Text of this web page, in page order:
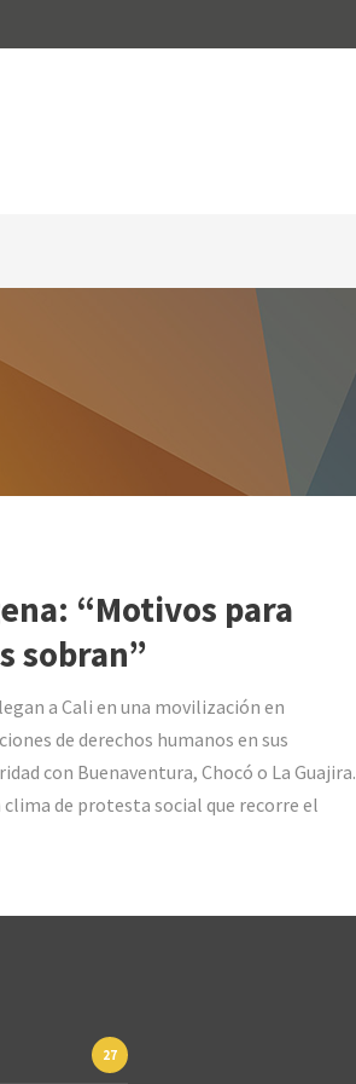
“Motivos para
sobran”
a Cali en una movilización en
de derechos humanos en sus
con Buenaventura, Chocó o La Guajira.
de protesta social que recorre el
27